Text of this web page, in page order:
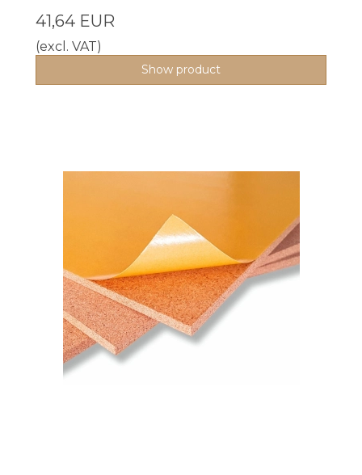
41,64 EUR
(excl. VAT)
Show product